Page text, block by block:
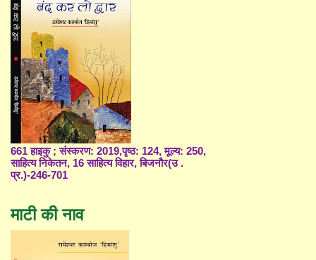
661 हाइकु ; संस्करण: 2019,पृष्ठ: 124, मूल्य: 250,
साहित्य निकेतन, 16 साहित्य विहार, बिजनौर(उ .
प्र.)-246-701
माटी की नाव